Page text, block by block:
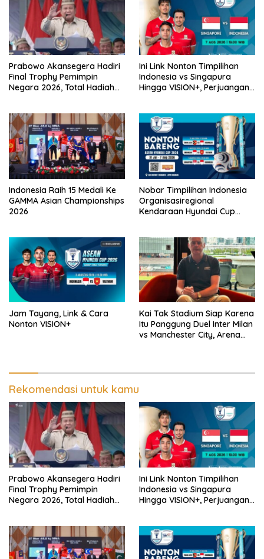
Prabowo Akansegera Hadiri
Final Trophy Pemimpin
Negara 2026, Total Hadiah
Ini Link Nonton Timpilihan
Indonesia vs Singapura
Hingga VISION+, Perjuangan
Indonesia Raih 15 Medali Ke
GAMMA Asian Championships
2026
Nobar Timpilihan Indonesia
Organisasiregional
Kendaraan Hyundai Cup
Jam Tayang, Link & Cara
Nonton VISION+
Kai Tak Stadium Siap Karena
Itu Panggung Duel Inter Milan
vs Manchester City, Arena
Rekomendasi untuk kamu
Prabowo Akansegera Hadiri
Final Trophy Pemimpin
Negara 2026, Total Hadiah
Ini Link Nonton Timpilihan
Indonesia vs Singapura
Hingga VISION+, Perjuangan